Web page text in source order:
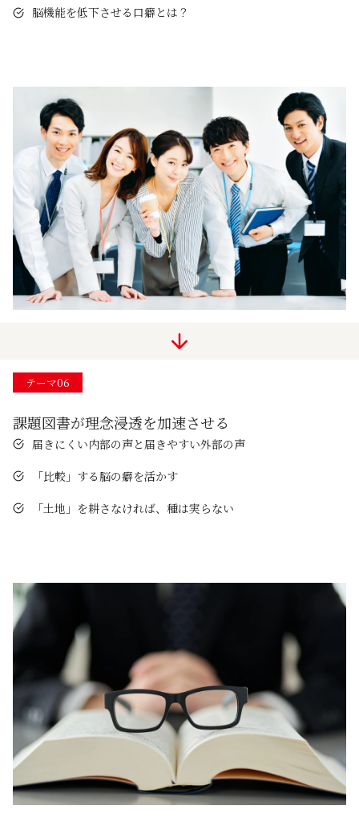
脳機能を低下させる口癖とは？
テーマ06
課題図書が理念浸透を加速させる
届きにくい内部の声と届きやすい外部の声
「比較」する脳の癖を活かす
「土地」を耕さなければ、種は実らない